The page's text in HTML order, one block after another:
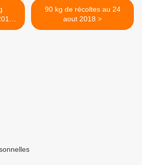
90 kg de récoltes au 24
aout 2018 >